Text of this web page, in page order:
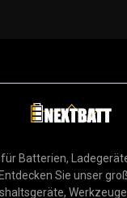
für Batterien,
Sie unser